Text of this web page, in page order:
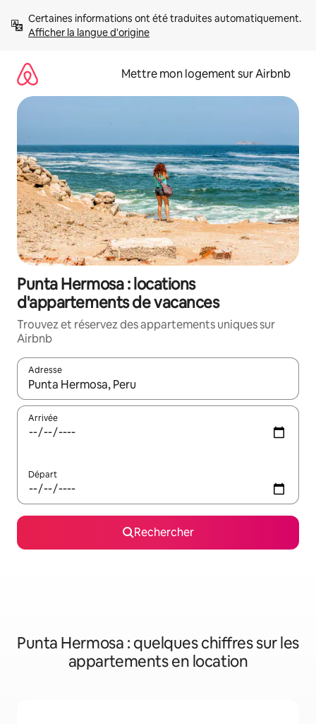
directement
Afficher la langue d'origine
Mettre mon logement sur Airbnb
Punta Hermosa : locations
d'appartements de vacances
Trouvez et réservez des appartements uniques sur
Airbnb
Adresse
Lorsque les résultats s'affichent, utilisez les flèches vers le
Arrivée
Départ
Rechercher
Punta Hermosa : quelques chiffres sur les
appartements en location